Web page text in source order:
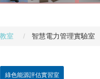
室 智慧電力管理實驗室
綠色能源評估實習室